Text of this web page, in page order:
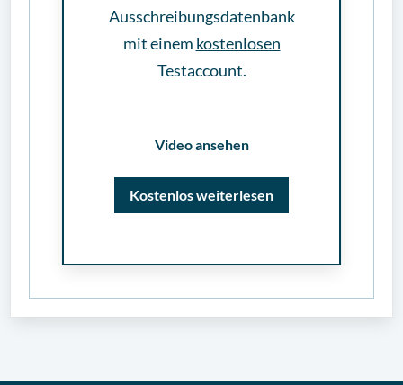
Ausschreibungsdatenbank
mit einem kostenlosen
Testaccount.
Video ansehen
Kostenlos weiterlesen